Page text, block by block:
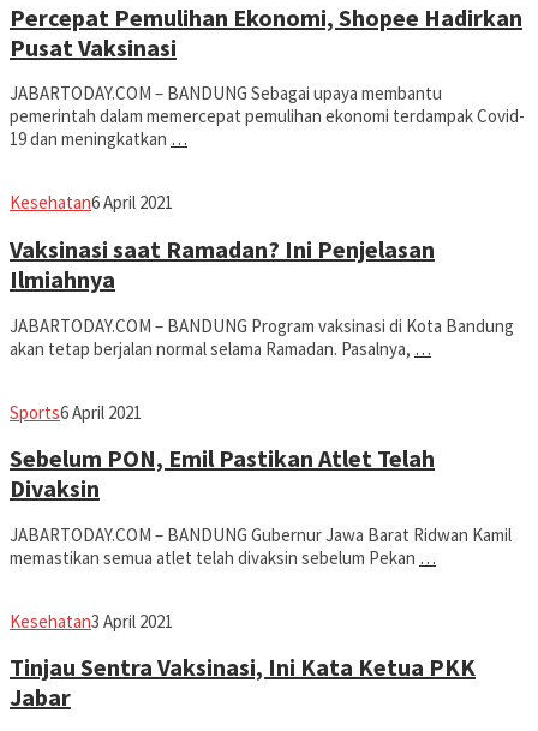
Percepat Pemulihan Ekonomi, Shopee Hadirkan
Pusat Vaksinasi
JABARTODAY.COM – BANDUNG Sebagai upaya membantu
pemerintah dalam memercepat pemulihan ekonomi terdampak Covid-
19 dan meningkatkan …
KesehatanEddy
6 April 2021
Vaksinasi saat Ramadan? Ini Penjelasan
Ilmiahnya
JABARTODAY.COM – BANDUNG Program vaksinasi di Kota Bandung
akan tetap berjalan normal selama Ramadan. Pasalnya, …
SportsAvila
6 April 2021
Sebelum PON, Emil Pastikan Atlet Telah
Divaksin
JABARTODAY.COM – BANDUNG Gubernur Jawa Barat Ridwan Kamil
memastikan semua atlet telah divaksin sebelum Pekan …
KesehatanAvila
3 April 2021
Tinjau Sentra Vaksinasi, Ini Kata Ketua PKK
Jabar